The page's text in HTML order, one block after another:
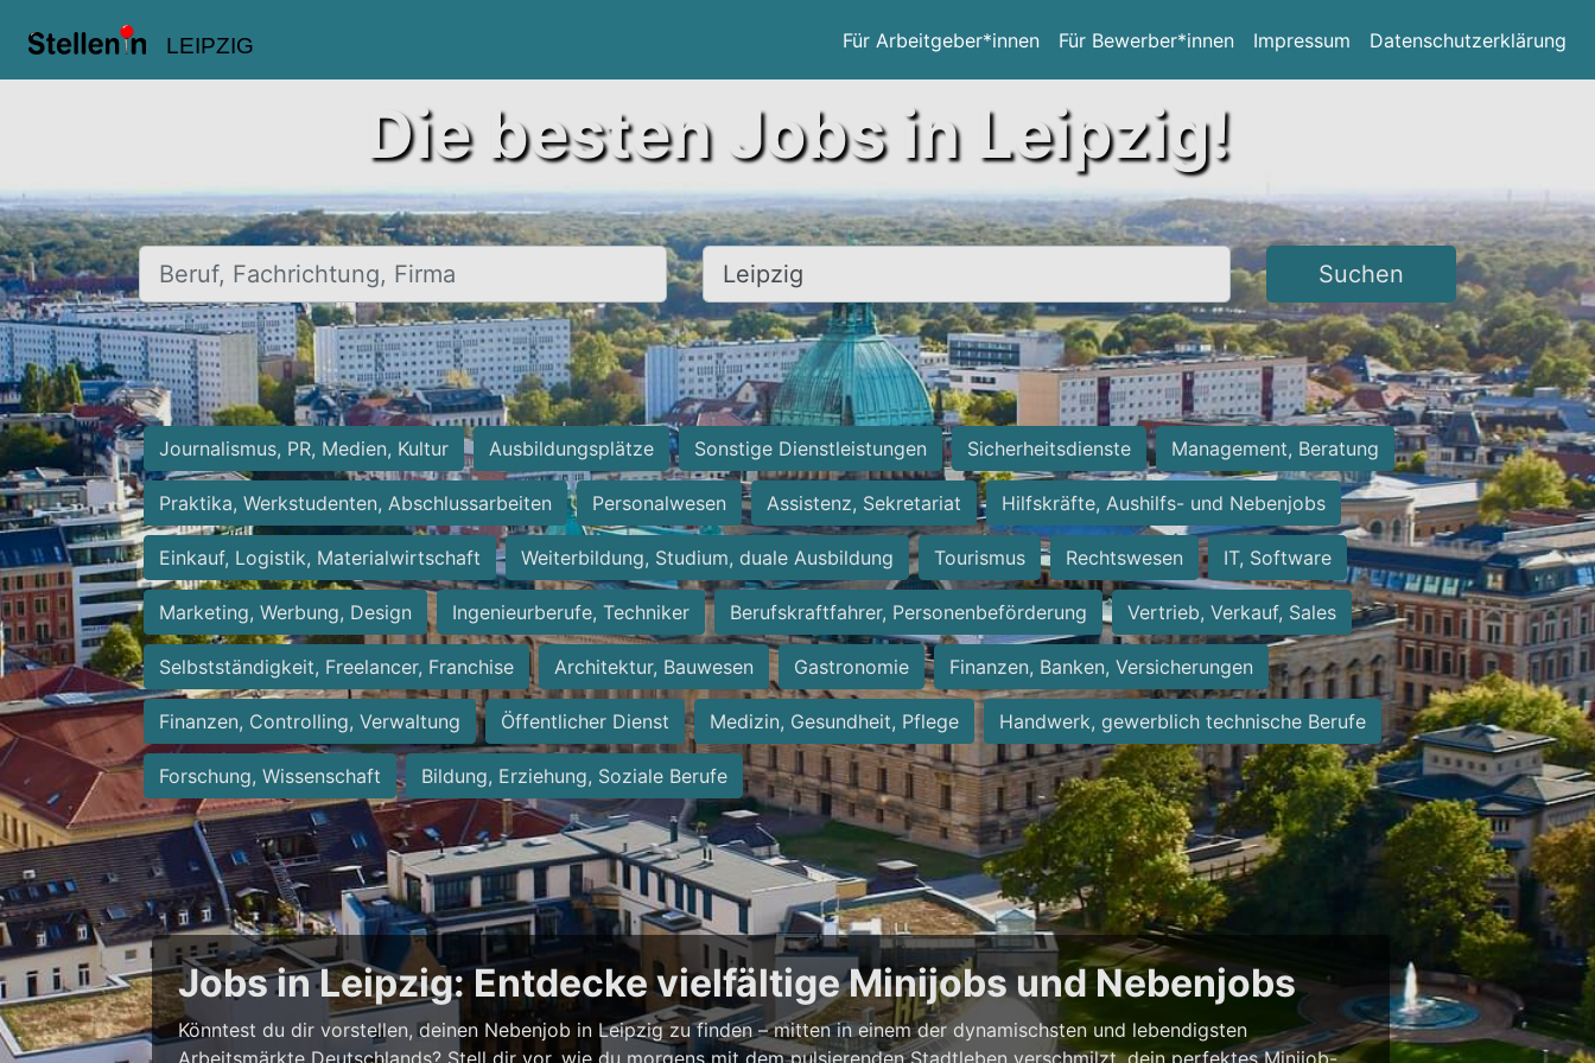
LEIPZIG Für Arbeitgeber*innen Für Bewerber*innen Impressum Datenschutzerklärung
Die besten Jobs in Leipzig!
Beruf, Fachrichtung, Firma Ort, Stadt Suchen
Journalismus, PR, Medien, Kultur Ausbildungsplätze Sonstige Dienstleistungen Sicherheitsdienste Management, Beratung
Praktika, Werkstudenten, Abschlussarbeiten Personalwesen Assistenz, Sekretariat Hilfskräfte, Aushilfs- und Nebenjobs
Einkauf, Logistik, Materialwirtschaft Weiterbildung, Studium, duale Ausbildung Tourismus Rechtswesen IT, Software
Marketing, Werbung, Design Ingenieurberufe, Techniker Berufskraftfahrer, Personenbeförderung Vertrieb, Verkauf, Sales
Selbstständigkeit, Freelancer, Franchise Architektur, Bauwesen Gastronomie Finanzen, Banken, Versicherungen
Finanzen, Controlling, Verwaltung Öffentlicher Dienst Medizin, Gesundheit, Pflege Handwerk, gewerblich technische Berufe
Forschung, Wissenschaft Bildung, Erziehung, Soziale Berufe
Jobs in Leipzig: Entdecke vielfältige Minijobs und Nebenjobs
Könntest du dir vorstellen, deinen Nebenjob in Leipzig zu finden – mitten in einem der dynamischsten und lebendigsten